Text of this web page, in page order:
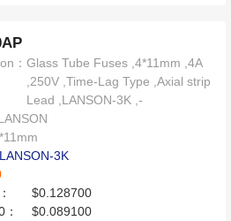
：Glass Tube Fuses ,4*11mm ,4A
,250V ,Time-Lag Type ,Axial strip
Lead ,LANSON-3K ,-
LANSON-3K
$0.128700
：
$0.089100